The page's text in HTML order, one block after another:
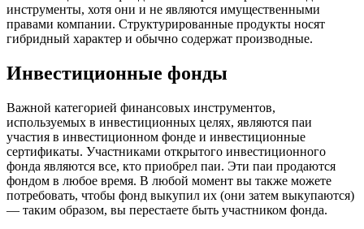
инструменты, хотя они и не являются имущественными
правами компании. Структурированные продукты носят
гибридный характер и обычно содержат производные.
Инвестиционные фонды
Важной категорией финансовых инструментов,
используемых в инвестиционных целях, являются паи
участия в инвестиционном фонде и инвестиционные
сертификаты. Участниками открытого инвестиционного
фонда являются все, кто приобрел паи. Эти паи продаются
фондом в любое время. В любой момент вы также можете
потребовать, чтобы фонд выкупил их (они затем выкупаются)
— таким образом, вы перестаете быть участником фонда.